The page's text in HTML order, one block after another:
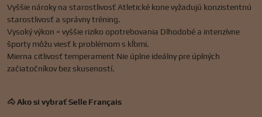
Vyššie nároky na starostlivosť Atletické kone vyžadujú konzistentnú
starostlivosť a správny tréning.
Vysoký výkon = vyššie riziko opotrebovania Dlhodobé a intenzívne
športy môžu viesť k problémom s kĺbmi.
Mierna citlivosť temperament Nie úplne ideálny pre úplných
začiatočníkov bez skuseností.
🐴 Ako si vybrať Selle Français